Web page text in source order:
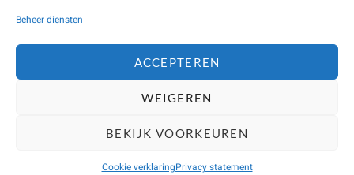
Beheer diensten
ACCEPTEREN
WEIGEREN
BEKIJK VOORKEUREN
Cookie verklaringPrivacy statement